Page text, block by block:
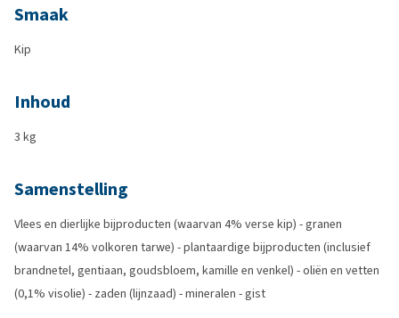
Smaak
Kip
Inhoud
3 kg
Samenstelling
Vlees en dierlijke bijproducten (waarvan 4% verse kip) - granen
(waarvan 14% volkoren tarwe) - plantaardige bijproducten (inclusief
brandnetel, gentiaan, goudsbloem, kamille en venkel) - oliën en vetten
(0,1% visolie) - zaden (lijnzaad) - mineralen - gist